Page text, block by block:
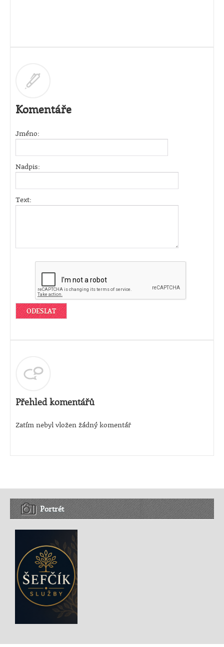
Komentáře
Jméno:
Nadpis:
Text:
Přehled komentářů
Zatím nebyl vložen žádný komentář
Portrét